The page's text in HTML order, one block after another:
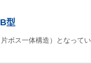
型
ボス一体構造）となってい